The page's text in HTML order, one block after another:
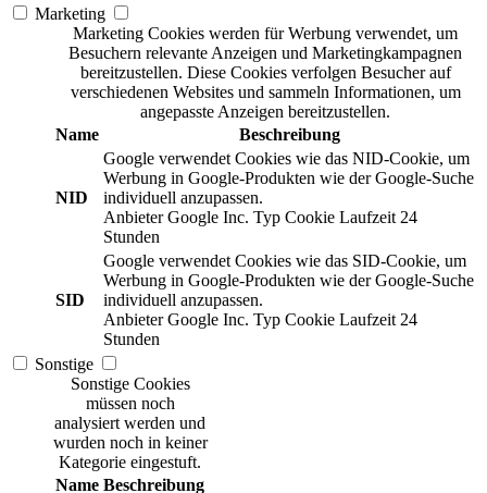
Marketing
Marketing Cookies werden für Werbung verwendet, um
Besuchern relevante Anzeigen und Marketingkampagnen
bereitzustellen. Diese Cookies verfolgen Besucher auf
verschiedenen Websites und sammeln Informationen, um
angepasste Anzeigen bereitzustellen.
Name
Beschreibung
NID
Google verwendet Cookies wie das NID-Cookie, um
Werbung in Google-Produkten wie der Google-Suche
individuell anzupassen.
Anbieter Google Inc. Typ Cookie Laufzeit 24
Stunden
SID
Google verwendet Cookies wie das SID-Cookie, um
Werbung in Google-Produkten wie der Google-Suche
individuell anzupassen.
Anbieter Google Inc. Typ Cookie Laufzeit 24
Stunden
Sonstige
Sonstige Cookies
müssen noch
analysiert werden und
wurden noch in keiner
Kategorie eingestuft.
Name Beschreibung